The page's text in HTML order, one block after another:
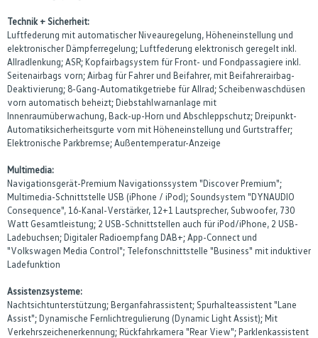
Technik + Sicherheit:
Luftfederung mit automatischer Niveauregelung, Höheneinstellung und
elektronischer Dämpferregelung; Luftfederung elektronisch geregelt inkl.
Allradlenkung; ASR; Kopfairbagsystem für Front- und Fondpassagiere inkl.
Seitenairbags vorn; Airbag für Fahrer und Beifahrer, mit Beifahrerairbag-
Deaktivierung; 8-Gang-Automatikgetriebe für Allrad; Scheibenwaschdüsen
vorn automatisch beheizt; Diebstahlwarnanlage mit
Innenraumüberwachung, Back-up-Horn und Abschleppschutz; Dreipunkt-
Automatiksicherheitsgurte vorn mit Höheneinstellung und Gurtstraffer;
Elektronische Parkbremse; Außentemperatur-Anzeige
Multimedia:
Navigationsgerät-Premium Navigationssystem "Discover Premium";
Multimedia-Schnittstelle USB (iPhone / iPod); Soundsystem "DYNAUDIO
Consequence", 16-Kanal-Verstärker, 12+1 Lautsprecher, Subwoofer, 730
Watt Gesamtleistung; 2 USB-Schnittstellen auch für iPod/iPhone, 2 USB-
Ladebuchsen; Digitaler Radioempfang DAB+; App-Connect und
"Volkswagen Media Control"; Telefonschnittstelle "Business" mit induktiver
Ladefunktion
Assistenzsysteme:
Nachtsichtunterstützung; Berganfahrassistent; Spurhalteassistent "Lane
Assist"; Dynamische Fernlichtregulierung (Dynamic Light Assist); Mit
Verkehrszeichenerkennung; Rückfahrkamera "Rear View"; Parklenkassistent